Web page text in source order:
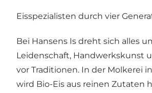
Eisspezialisten durch vier
Bei Hansens Is dreht sich alles
Leidenschaft, Handwerkskunst
vor Traditionen. In der Molkerei
wird Bio-Eis aus reinen Zutaten